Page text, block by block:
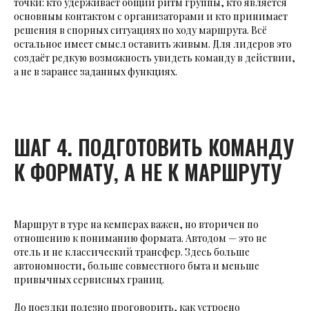
основным контактом с организаторами и кто принимает
решения в спорных ситуациях по ходу маршрута. Всё
остальное имеет смысл оставить живым. Для лидеров это
создаёт редкую возможность увидеть команду в действии,
а не в заранее заданных функциях.
ШАГ 4. ПОДГОТОВИТЬ КОМАНДУ
К ФОРМАТУ, А НЕ К МАРШРУТУ
Маршрут в туре на кемперах важен, но вторичен по
отношению к пониманию формата. Автодом — это не
отель и не классический трансфер. Здесь больше
автономности, больше совместного быта и меньше
привычных сервисных границ.
До поездки полезно проговорить, как устроено